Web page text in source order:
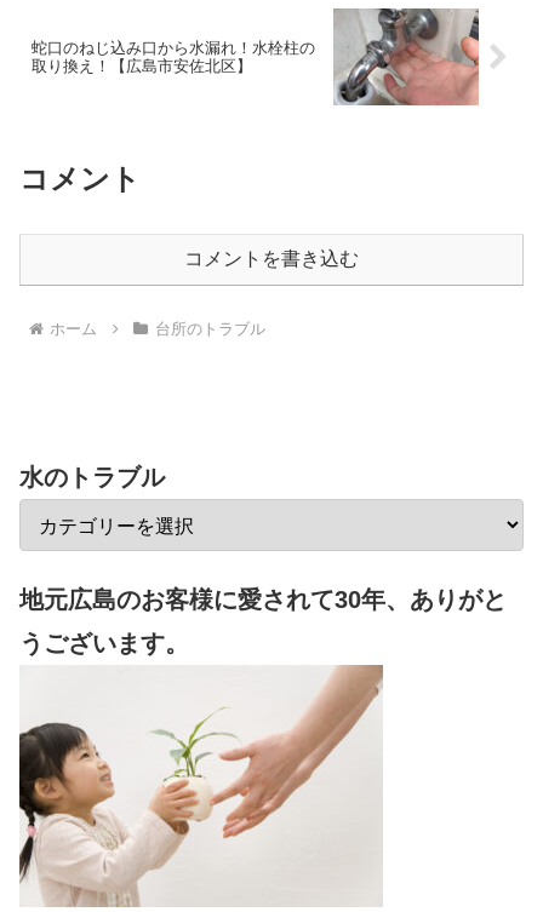
蛇口のねじ込み口から水漏れ！水栓柱の
取り換え！【広島市安佐北区】
コメント
コメントを書き込む
ホーム 台所のトラブル
水のトラブル
地元広島のお客様に愛されて30年、ありがと
うございます。